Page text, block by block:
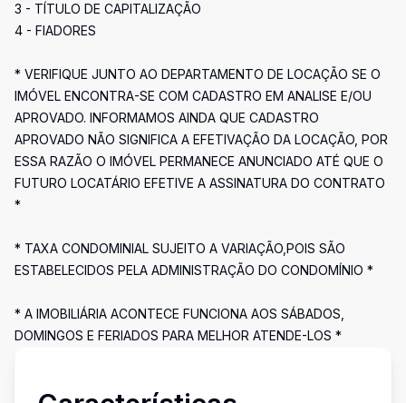
3 - TÍTULO DE CAPITALIZAÇÃO
4 - FIADORES
* VERIFIQUE JUNTO AO DEPARTAMENTO DE LOCAÇÃO SE O
IMÓVEL ENCONTRA-SE COM CADASTRO EM ANALISE E/OU
APROVADO. INFORMAMOS AINDA QUE CADASTRO
APROVADO NÃO SIGNIFICA A EFETIVAÇÃO DA LOCAÇÃO, POR
ESSA RAZÃO O IMÓVEL PERMANECE ANUNCIADO ATÉ QUE O
FUTURO LOCATÁRIO EFETIVE A ASSINATURA DO CONTRATO
*
* TAXA CONDOMINIAL SUJEITO A VARIAÇÃO,POIS SÃO
ESTABELECIDOS PELA ADMINISTRAÇÃO DO CONDOMÍNIO *
* A IMOBILIÁRIA ACONTECE FUNCIONA AOS SÁBADOS,
DOMINGOS E FERIADOS PARA MELHOR ATENDE-LOS *